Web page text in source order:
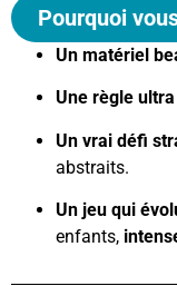
Pourquoi
Un matériel
Une règle
Un vrai défi
abstraits.
Un jeu qui
enfants,